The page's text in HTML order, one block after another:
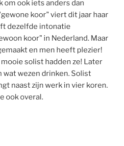
om ook iets anders dan
koor" viert dit jaar haar
dezelfde intonatie
koor" in Nederland. Maar
en men heeft plezier!
solist hadden ze! Later
wat wezen drinken. Solist
naast zijn werk in vier koren.
ook overal.